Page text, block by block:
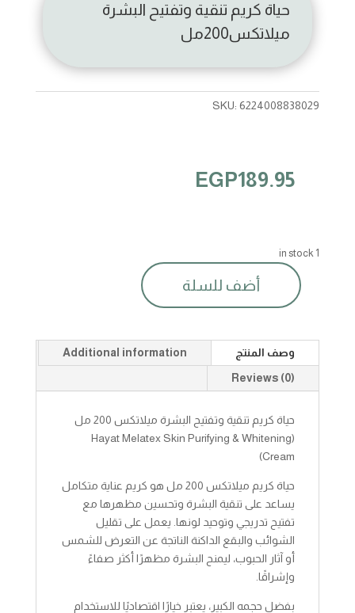
حياة كريم تنقية وتفتيح البشرة
ميلاتكس200مل
SKU:6224008838029
EGP189.95
1 in stock
حياة
كريم
وتفتيح
البشرة
ميلاتكس200مل
quantity
أضف للسلة
وصف المنتج
Additional information
Reviews (0)
حياة كريم تنقية وتفتيح البشرة ميلاتكس 200 مل
(Hayat Melatex Skin Purifying & Whitening
Cream)
حياة كريم ميلاتكس 200 مل هو كريم عناية متكامل
يساعد على تنقية البشرة وتحسين مظهرها مع
تفتيح تدريجي وتوحيد لونها. يعمل على تقليل
الشوائب والبقع الداكنة الناتجة عن التعرض للشمس
أو آثار الحبوب، ليمنح البشرة مظهرًا أكثر صفاءً
وإشراقًا.
بفضل حجمه الكبير، يعتبر خيارًا اقتصاديًا للاستخدام